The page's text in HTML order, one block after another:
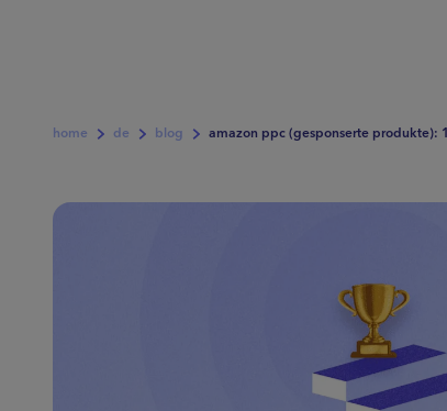
home de blog amazon ppc (gesponserte produkte):